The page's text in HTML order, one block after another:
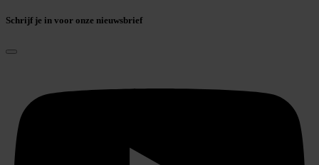
Schrijf je in voor onze nieuwsbrief